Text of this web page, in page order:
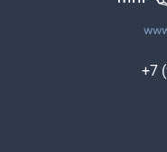
+7